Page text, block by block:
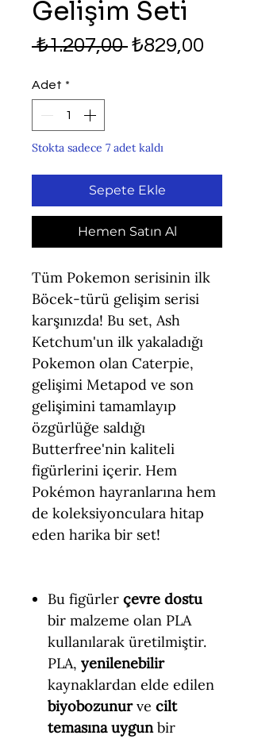
Gelişim Seti
₺1.207,00 Normal
₺829,00
Adet *
Stokta sadece 7 adet kaldı
Sepete Ekle
Hemen Satın Al
Tüm Pokemon serisinin ilk
Böcek-türü gelişim serisi
karşınızda! Bu set, Ash
Ketchum'un ilk yakaladığı
Pokemon olan Caterpie,
gelişimi Metapod ve son
gelişimini tamamlayıp
özgürlüğe saldığı
Butterfree'nin kaliteli
figürlerini içerir. Hem
Pokémon hayranlarına hem
de koleksiyonculara hitap
eden harika bir set!
Bu figürler çevre dostu
bir malzeme olan PLA
kullanılarak üretilmiştir.
PLA, yenilenebilir
kaynaklardan elde edilen
biyobozunurve cilt
temasına uygunbir